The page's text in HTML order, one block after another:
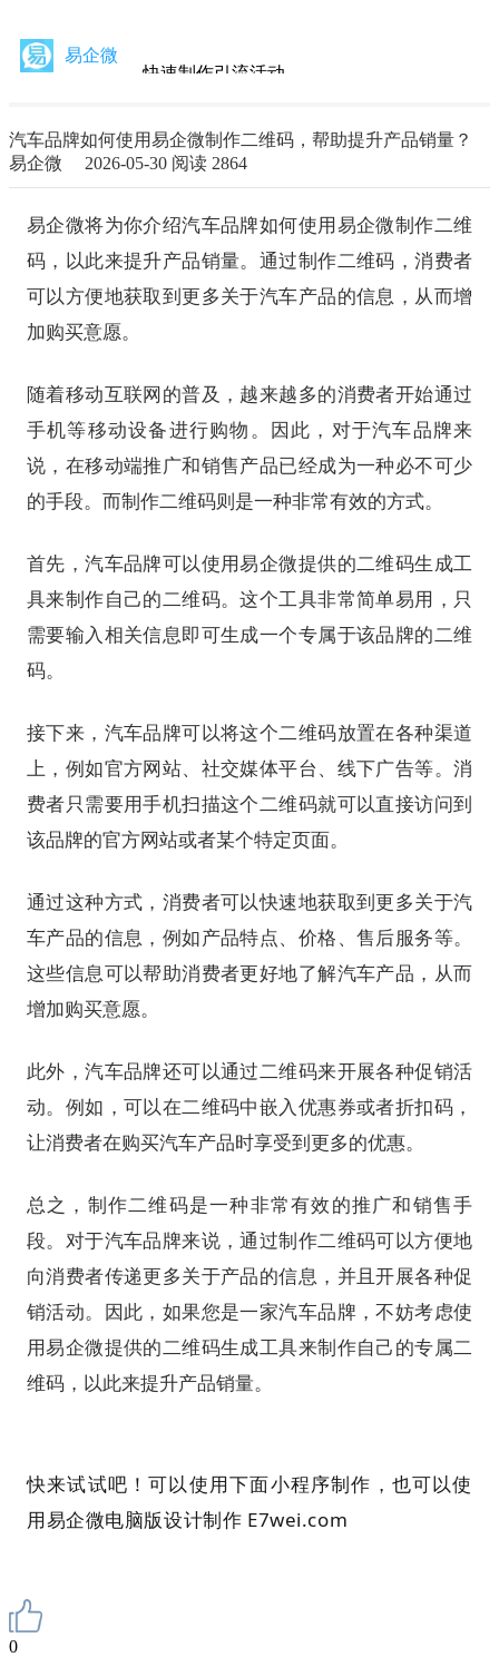
易企微
快速制作引流活动
关注获取最新动态
汽车品牌如何使用易企微制作二维码，帮助提升产品销量？
易企微 2026-05-30 阅读 2864
易企微将为你介绍汽车品牌如何使用易企微制作二维
码，以此来提升产品销量。通过制作二维码，消费者
可以方便地获取到更多关于汽车产品的信息，从而增
加购买意愿。
随着移动互联网的普及，越来越多的消费者开始通过
手机等移动设备进行购物。因此，对于汽车品牌来
说，在移动端推广和销售产品已经成为一种必不可少
的手段。而制作二维码则是一种非常有效的方式。
首先，汽车品牌可以使用易企微提供的二维码生成工
具来制作自己的二维码。这个工具非常简单易用，只
需要输入相关信息即可生成一个专属于该品牌的二维
码。
接下来，汽车品牌可以将这个二维码放置在各种渠道
上，例如官方网站、社交媒体平台、线下广告等。消
费者只需要用手机扫描这个二维码就可以直接访问到
该品牌的官方网站或者某个特定页面。
通过这种方式，消费者可以快速地获取到更多关于汽
车产品的信息，例如产品特点、价格、售后服务等。
这些信息可以帮助消费者更好地了解汽车产品，从而
增加购买意愿。
此外，汽车品牌还可以通过二维码来开展各种促销活
动。例如，可以在二维码中嵌入优惠券或者折扣码，
让消费者在购买汽车产品时享受到更多的优惠。
总之，制作二维码是一种非常有效的推广和销售手
段。对于汽车品牌来说，通过制作二维码可以方便地
向消费者传递更多关于产品的信息，并且开展各种促
销活动。因此，如果您是一家汽车品牌，不妨考虑使
用易企微提供的二维码生成工具来制作自己的专属二
维码，以此来提升产品销量。
快来试试吧！可以使用下面小程序制作，也可以使
用易企微电脑版设计制作 E7wei.com
0